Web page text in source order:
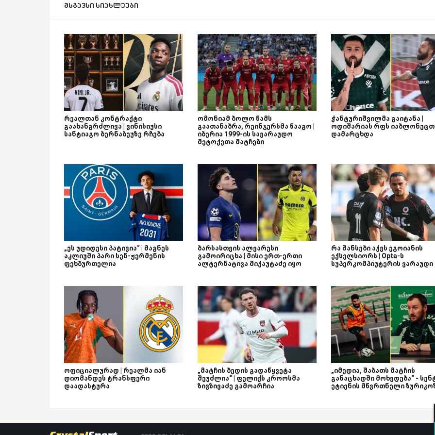
მსგავსი სიახლეები
რეალთან კონტრაქტი
გაახანგრძლივა | ვინისიუსი
სანტიაგო ბერნაბეუზე რჩება
ომონიამ ბოლო წამს
გაათანაბრა, რეინჯერსმა წააგო |
იბერია 1999-ის სავარაუდო
მეტოქეთა მატჩები
ჭანტურიშვილმა გაიტანა |
ოდიშარიას რფს
დამარცხდა
„ეს უდიდესი პატივია“ | მაგნეს
აკლიუში პარი სენ-ჟერმენის
ფეხბურთელია
ბარსასთვის ალვარესი
გამოირიცხა | მისი ერთ-ერთი
ალტერნატივა მიქაუტაძე იყო
რა შანსები აქვს ეგოიანის
ექსელსიორს | Opta-ს
სუპერკომპიუტერის ვარაუდი
ოფიციალურად | რეალმა იან
დიომანდეს ტრანსფერი
დაადასტურა
„მატჩის ბედის გადაწყვეტა
შეუძლია“ | ფელიქს კროოსმა
ზივზივაძე გამოარჩია
„იმედია, შაბათს მატჩის
განაცხადში მოხვდება“ -
ეტიენის მწვრთნელი